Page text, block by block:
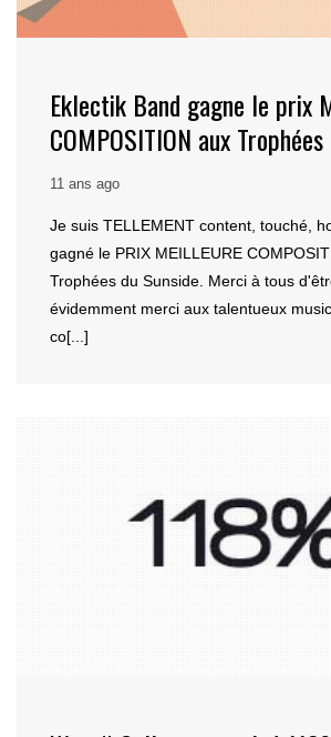
Eklectik Band gagne le prix
COMPOSITION aux
11 ans ago
Je suis TELLEMENT content, touché,
gagné le PRIX MEILLEURE
Trophées du Sunside. Merci à tous
évidemment merci aux talentueux
co[...]